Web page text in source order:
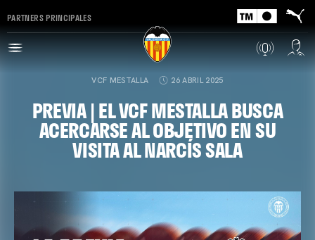
PARTNERS PRINCIPALES
VCF MESTALLA 26 ABRIL 2025
PREVIA | EL VCF MESTALLA BUSCA
ACERCARSE AL OBJETIVO EN SU
VISITA AL NARCÍS SALA